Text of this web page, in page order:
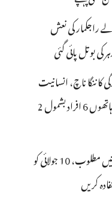
کرنے والے راجکمار کی نعش
بوتل پائی گئی
کا ننگا ناچ، انسانیت
شرمسار ، پو کسو کیس کے ملزم راجکمار کے ہاتھوں 6 افراد بشمول 2
اپولو فارمیسی میں ملازمتوں کے لیے درخواستیں مطلوب، 10 جولائی کو
کریں